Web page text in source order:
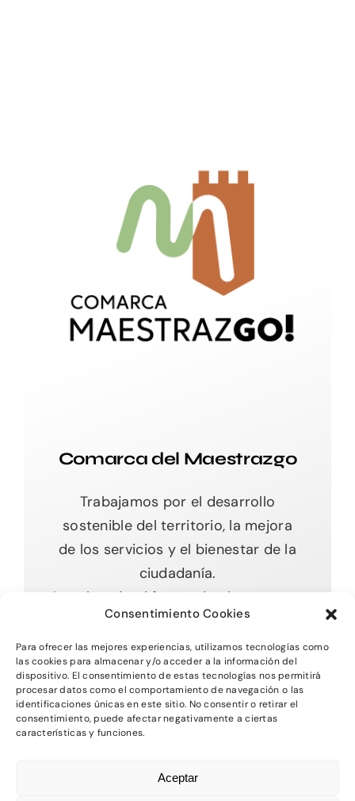
Consentimiento Cookies
Para ofrecer las mejores experiencias, utilizamos tecnologías como
las cookies para almacenar y/o acceder a la información del
dispositivo. El consentimiento de estas tecnologías nos permitirá
procesar datos como el comportamiento de navegación o las
identificaciones únicas en este sitio. No consentir o retirar el
consentimiento, puede afectar negativamente a ciertas
características y funciones.
Aceptar
Comarca del Maestrazgo
Trabajamos por el desarrollo
sostenible del territorio, la mejora
de los servicios y el bienestar de la
ciudadanía.
Impulsando el futuro desde nuestras
raíces.
Toggle
Navigation
Inicio
Aviso Legal-Política de Privacidad